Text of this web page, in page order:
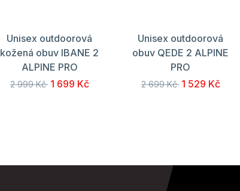
Unisex outdoorová
kožená obuv IBANE 2
ALPINE PRO
2 999 Kč 1 699 Kč
Unisex outdoorová
obuv QEDE 2 ALPINE
PRO
2 699 Kč 1 529 Kč